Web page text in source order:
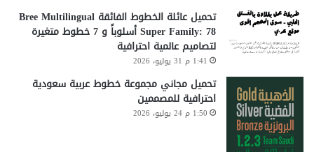
تحميل عائلة الخطوط الفائقة Bree Multilingual
Super Family: 78 أسلوباً و 7 خطوط متغيرة
لتصاميم عالمية احترافية
1:41 م 31 يوليو، 2026
تحميل مجاني مجموعة خطوط عربية سعودية
احترافية للمصممين
1:50 م 24 يوليو، 2026